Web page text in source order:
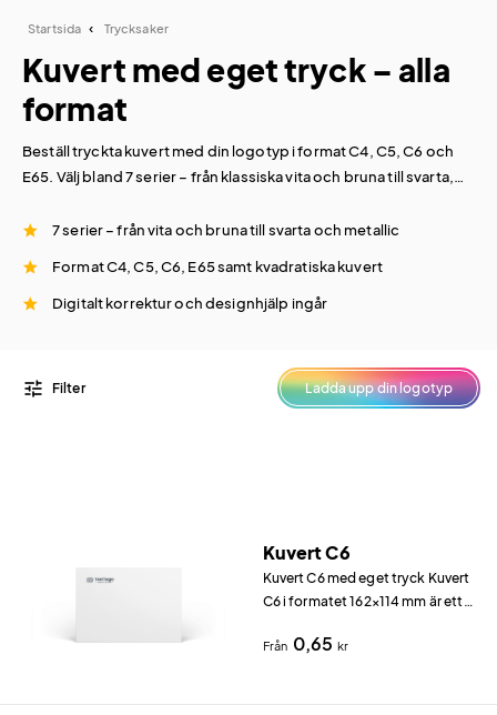
Startsida Trycksaker
Kuvert med eget tryck – alla
format
Beställ tryckta kuvert med din logotyp i format C4, C5, C6 och
E65. Välj bland 7 serier – från klassiska vita och bruna till svarta,
levereras inom 12 arbetsdagar. Konfigurera och få pris direkt i
7 serier – från vita och bruna till svarta och metallic
Format C4, C5, C6, E65 samt kvadratiska kuvert
Digitalt korrektur och designhjälp ingår
tune Filter Ladda upp din logotyp
Kuvert C6
Kuvert C6 med eget tryck Kuvert
C6 i formatet 162×114 mm är ett
kort, inbjudningar och mindre
Från 0,65 kr